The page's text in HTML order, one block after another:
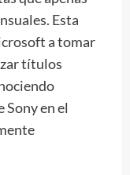
Esta
a tomar
títulos
en el